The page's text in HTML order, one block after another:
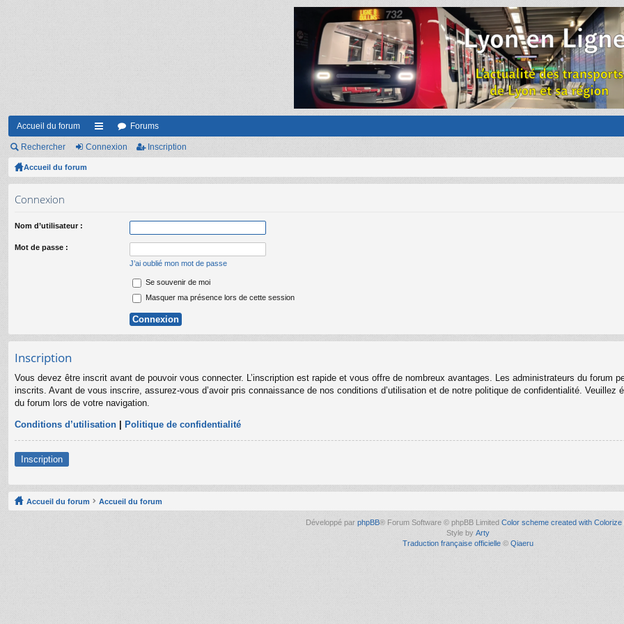
Accueil du forum
ac
Forums
Rechercher Connexion Inscription
Accueil du forum
Connexion
Nom d’utilisateur :
Mot de passe :
J’ai oublié mon mot de passe
Se souvenir de moi
Masquer ma présence lors de cette session
Inscription
Vous devez être inscrit avant de pouvoir vous connecter. L’inscription est rapide et vous offre de nombreux avantages. Les administrateurs du forum
inscrits. Avant de vous inscrire, assurez-vous d’avoir pris connaissance de nos conditions d’utilisation et de notre politique de confidentialité.
du forum lors de votre navigation.
Conditions d’utilisation | Politique de confidentialité
Inscription
Accueil du forum Accueil du forum
Développé par phpBB® Forum Software © phpBB Limited Color scheme created with Colorize
Style by Arty
Traduction française officielle © Qiaeru